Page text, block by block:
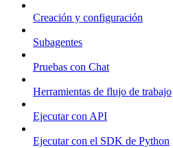
Creación y configuración
Subagentes
Pruebas con Chat
Herramientas de flujo de trabajo
Ejecutar con API
Ejecutar con el SDK de Python